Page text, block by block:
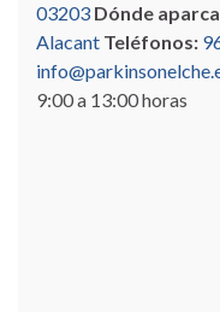
03203 Dónde
Alacant Teléfonos:
9:00 a 13:00 horas